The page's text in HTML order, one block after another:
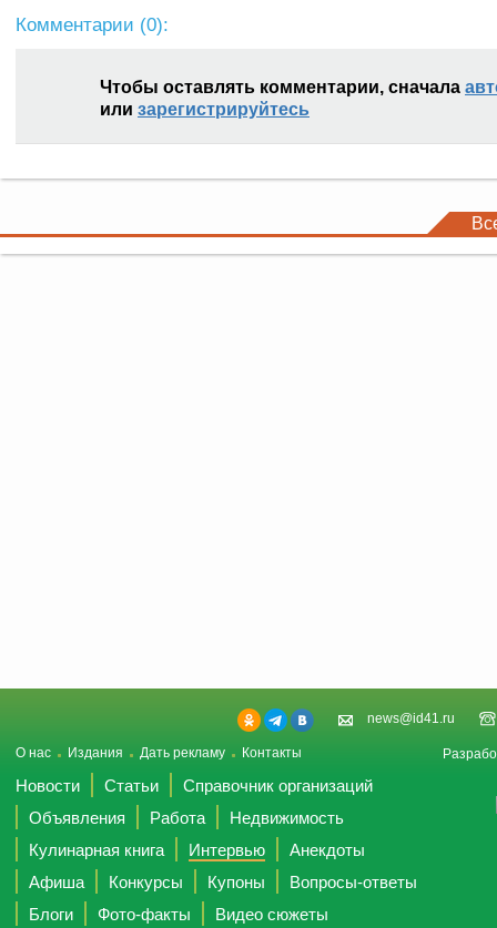
Комментарии (0):
Чтобы оставлять комментарии, сначала
или зарегистрируйтесь
news@id41.ru
О нас Издания Дать рекламу Контакты
Новости Статьи
Справочник организаций
Объявления
Работа
Недвижимость
Кулинарная книга
Интервью
Анекдоты
Афиша
Конкурсы Купоны
Вопросы-ответы
Блоги
Фото-факты Видео сюжеты